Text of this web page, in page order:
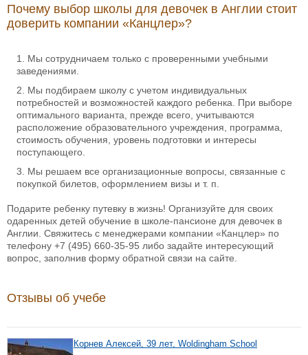
Почему выбор школы для девочек в Англии стоит
доверить компании «Канцлер»?
Мы сотрудничаем только с проверенными учебными
заведениями.
Мы подбираем школу с учетом индивидуальных
потребностей и возможностей каждого ребенка. При выборе
оптимального варианта, прежде всего, учитываются
расположение образовательного учреждения, программа,
стоимость обучения, уровень подготовки и интересы
поступающего.
Мы решаем все организационные вопросы, связанные с
покупкой билетов, оформлением визы и т. п.
Подарите ребенку путевку в жизнь! Организуйте для своих
одаренных детей обучение в школе-пансионе для девочек в
Англии. Свяжитесь с менеджерами компании «Канцлер» по
телефону +7 (495) 660-35-95 либо задайте интересующий
вопрос, заполнив форму обратной связи на сайте.
Отзывы об учебе
Корнев Алексей, 39 лет, Woldingham School